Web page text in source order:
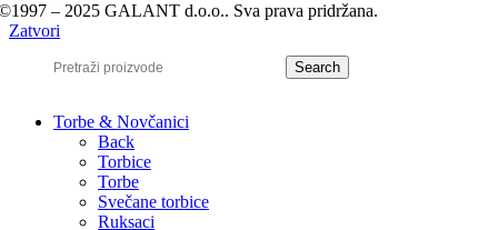
– 2025 GALANT d.o.o.. Sva prava pridržana.
Zatvori
Search
Torbe & Novčanici
Back
Torbice
Torbe
Svečane torbice
Ruksaci